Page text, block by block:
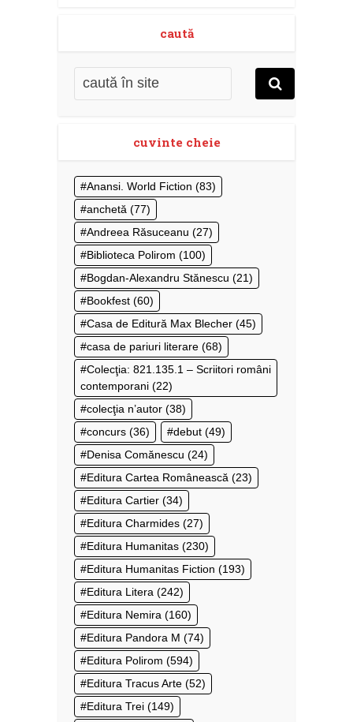
caută
cuvinte cheie
Anansi. World Fiction (83)
anchetă (77)
Andreea Răsuceanu (27)
Biblioteca Polirom (100)
Bogdan-Alexandru Stănescu (21)
Bookfest (60)
Casa de Editură Max Blecher (45)
casa de pariuri literare (68)
Colecţia: 821.135.1 – Scriitori români
contemporani (22)
colecţia n’autor (38)
concurs (36) debut (49)
Denisa Comănescu (24)
Editura Cartea Românească (23)
Editura Cartier (34)
Editura Charmides (27)
Editura Humanitas (230)
Editura Humanitas Fiction (193)
Editura Litera (242)
Editura Nemira (160)
Editura Pandora M (74)
Editura Polirom (594)
Editura Tracus Arte (52)
Editura Trei (149)